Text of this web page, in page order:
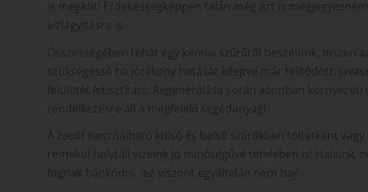
is megköt! Érdekességképpen talán még azt is
vízlágyításra is.
Összességében tehát egy kémiai szűrűről beszélünk,
szükségessé ha jótékony hatását kifejtve már telítődött.
felületét letisztítani. Regenerálása során azonban
rendelkezésre áll a megfelelő segédanyag!
A zeolit használható külső és belső szűrőkben töltetként
remekül helytáll vizeink jó minőségűvé tételében is! Halaink,
fognak bánkódni…ez viszont egyáltalán nem baj!